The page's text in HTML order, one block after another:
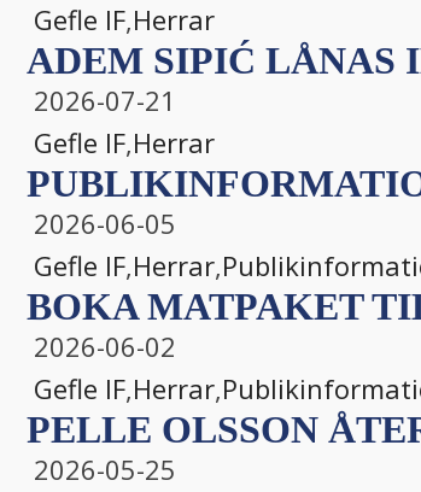
Gefle IF,Herrar
ADEM SIPIĆ LÅNAS
2026-07-21
Gefle IF,Herrar
2026-06-05
Gefle IF,Herrar,
BOKA MATPAKET
2026-06-02
Gefle IF,Herrar,
PELLE OLSSON
2026-05-25